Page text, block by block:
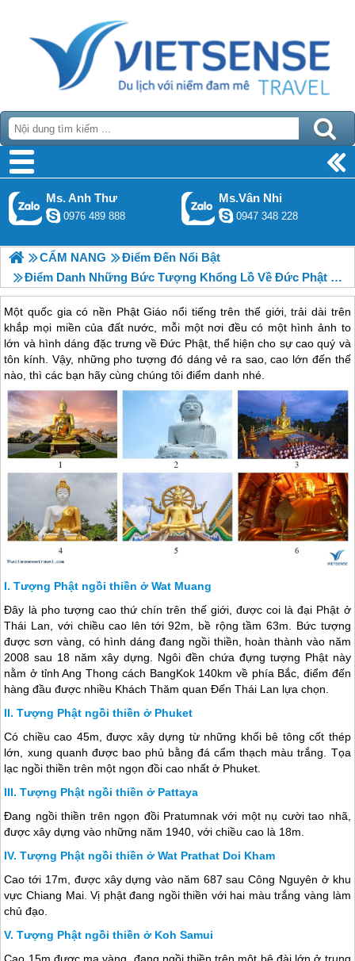
Ms. Anh Thư
0976 489 888
Ms.Vân Nhi
0947 348 228
CẨM NANG
Điểm Đến Nổi Bật
Điểm Danh Những Bức Tượng Khổng Lồ Về Đức Phật Ở Thái Lan
Một quốc gia có nền Phật Giáo nổi tiếng trên thế giới, trải dài trên
khắp mọi miền của đất nước, mỗi một nơi đều có một hình ảnh to
lớn và hình dáng đặc trưng về Đức Phật, thể hiện cho sự cao quý và
tôn kính. Vậy, những pho tượng đó dáng vẻ ra sao, cao lớn đến thế
nào, thì các bạn hãy cùng chúng tôi điểm danh nhé.
Tượng Phật ngồi thiền ở Wat Muang
Đây là pho tượng cao thứ chín trên thế giới, được coi là đại Phật ở
Thái Lan, với chiều cao lên tới 92m, bề rộng tầm 63m. Bức tượng
được sơn vàng, có hình dáng đang ngồi thiền, hoàn thành vào năm
2008 sau 18 năm xây dựng. Ngôi đền chứa đựng tượng Phật này
nằm ở tỉnh Ang Thong cách BangKok 140km về phía Bắc, điểm đến
hàng đầu được nhiều Khách Thăm quan ĐếnThái Lan lựa chọn.
Tượng Phật ngồi thiền ở Phuket
Có chiều cao 45m, được xây dựng từ những khối bê tông cốt thép
lớn, xung quanh được bao phủ bằng đá cẩm thạch màu trắng. Tọa
lạc ngồi thiền trên một ngọn đồi cao nhất ở Phuket.
Tượng Phật ngồi thiền ở Pattaya
Đang ngồi thiền trên ngọn đồi Pratumnak với một nụ cười tao nhã,
được xây dựng vào những năm 1940, với chiều cao là 18m.
Tượng Phật ngồi thiền ở Wat Prathat Doi Kham
Cao tới 17m, được xây dựng vào năm 687 sau Công Nguyên ở khu
vực Chiang Mai. Vị phật đang ngồi thiền với hai màu trắng vàng làm
chủ đạo.
Tượng Phật ngồi thiền ở Koh Samui